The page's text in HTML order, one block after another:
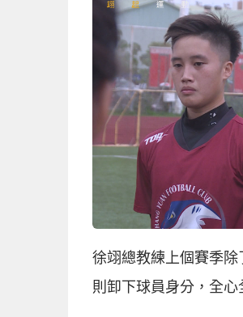
徐翊總教練上個賽季
則卸下球員身分，全心